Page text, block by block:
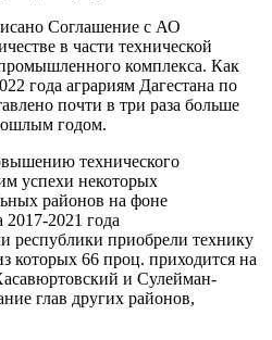
Соглашение с АО
в части технической
комплекса. Как
года аграриям Дагестана по
почти в три раза больше
годом.
технического
успехи некоторых
районов на фоне
2017-2021 года
республики приобрели технику
которых 66 проц. приходится на
и Сулейман-
глав других районов,